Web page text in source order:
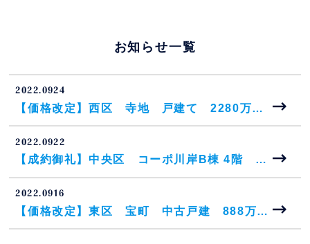
お知らせ一覧
2022.0924
【価格改定】西区 寺地 戸建て 2280万円
⇒2180万円へ
2022.0922
【成約御礼】中央区 コーポ川岸B棟 4階 中
古マンション
2022.0916
【価格改定】東区 宝町 中古戸建 888万円
⇒868万円へ